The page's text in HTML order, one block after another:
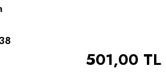
501,00 TL